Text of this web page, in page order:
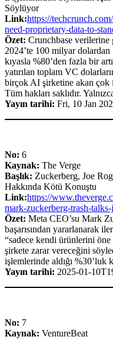
Söylüyor
Link:https://
need-proprietary-data-to-
Özet: Crunchbase verilerine
2024’te 100 milyar dolardan
kıyasla %80’den fazla bir
yatırılan toplam VC
birçok AI şirketine akan
Tüm hakları saklıdır.
Yayın tarihi: Fri, 10 Jan
No: 6
Kaynak: The Verge
Başlık: Zuckerberg, Joe
Hakkında Kötü Konuştu
Link:https://
mark-zuckerberg-trash-
Özet: Meta CEO’su Mark
başarısından yararlanarak
“sadece kendi ürünlerini
şirkete zarar vereceğini
işlemlerinde aldığı %30’luk
Yayın tarihi: 2025-01-
No: 7
Kaynak: VentureBeat